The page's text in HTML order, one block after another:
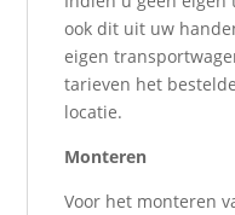
ook dit uit uw
eigen
tarieven het
locatie.
Monteren
Voor het monteren